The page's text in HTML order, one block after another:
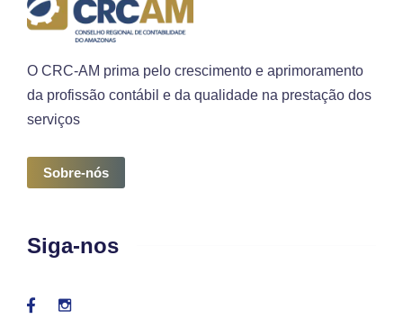
O CRC-AM prima pelo crescimento e aprimoramento
da profissão contábil e da qualidade na prestação dos
serviços
Sobre-nós
Siga-nos